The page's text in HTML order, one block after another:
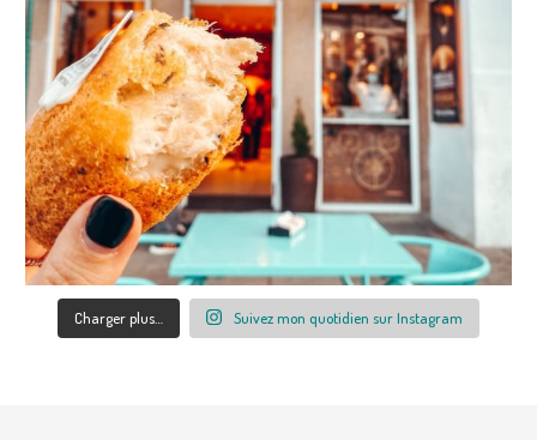
Charger plus… Suivez mon quotidien sur Instagram